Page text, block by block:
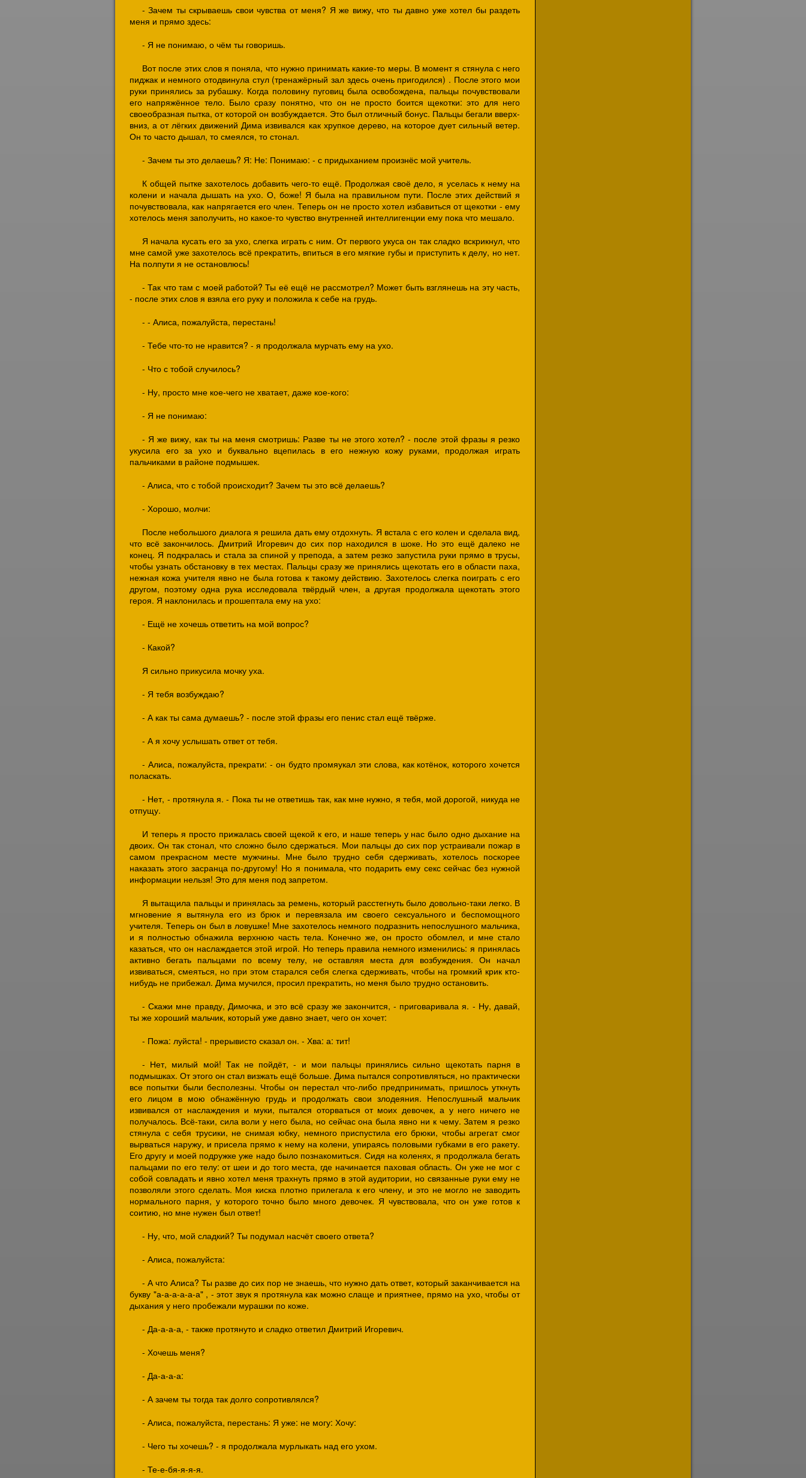
- Зачем ты скрываешь свои чувства от меня? Я же вижу, что ты давно уже хотел бы раздеть
меня и прямо здесь:
- Я не понимаю, о чём ты говоришь.
Вот после этих слов я поняла, что нужно принимать какие-то меры. В момент я стянула с него
пиджак и немного отодвинула стул (тренажёрный зал здесь очень пригодился) . После этого мои
руки принялись за рубашку. Когда половину пуговиц была освобождена, пальцы почувствовали
его напряжённое тело. Было сразу понятно, что он не просто боится щекотки: это для него
своеобразная пытка, от которой он возбуждается. Это был отличный бонус. Пальцы бегали вверх-
вниз, а от лёгких движений Дима извивался как хрупкое дерево, на которое дует сильный ветер.
Он то часто дышал, то смеялся, то стонал.
- Зачем ты это делаешь? Я: Не: Понимаю: - с придыханием произнёс мой учитель.
К общей пытке захотелось добавить чего-то ещё. Продолжая своё дело, я уселась к нему на
колени и начала дышать на ухо. О, боже! Я была на правильном пути. После этих действий я
почувствовала, как напрягается его член. Теперь он не просто хотел избавиться от щекотки - ему
хотелось меня заполучить, но какое-то чувство внутренней интеллигенции ему пока что мешало.
Я начала кусать его за ухо, слегка играть с ним. От первого укуса он так сладко вскрикнул, что
мне самой уже захотелось всё прекратить, впиться в его мягкие губы и приступить к делу, но нет.
На полпути я не остановлюсь!
- Так что там с моей работой? Ты её ещё не рассмотрел? Может быть взглянешь на эту часть,
- после этих слов я взяла его руку и положила к себе на грудь.
- - Алиса, пожалуйста, перестань!
- Тебе что-то не нравится? - я продолжала мурчать ему на ухо.
- Что с тобой случилось?
- Ну, просто мне кое-чего не хватает, даже кое-кого:
- Я не понимаю:
- Я же вижу, как ты на меня смотришь: Разве ты не этого хотел? - после этой фразы я резко
укусила его за ухо и буквально вцепилась в его нежную кожу руками, продолжая играть
пальчиками в районе подмышек.
- Алиса, что с тобой происходит? Зачем ты это всё делаешь?
- Хорошо, молчи:
После небольшого диалога я решила дать ему отдохнуть. Я встала с его колен и сделала вид,
что всё закончилось. Дмитрий Игоревич до сих пор находился в шоке. Но это ещё далеко не
конец. Я подкралась и стала за спиной у препода, а затем резко запустила руки прямо в трусы,
чтобы узнать обстановку в тех местах. Пальцы сразу же принялись щекотать его в области паха,
нежная кожа учителя явно не была готова к такому действию. Захотелось слегка поиграть с его
другом, поэтому одна рука исследовала твёрдый член, а другая продолжала щекотать этого
героя. Я наклонилась и прошептала ему на ухо:
- Ещё не хочешь ответить на мой вопрос?
- Какой?
Я сильно прикусила мочку уха.
- Я тебя возбуждаю?
- А как ты сама думаешь? - после этой фразы его пенис стал ещё твёрже.
- А я хочу услышать ответ от тебя.
- Алиса, пожалуйста, прекрати: - он будто промяукал эти слова, как котёнок, которого хочется
поласкать.
- Нет, - протянула я. - Пока ты не ответишь так, как мне нужно, я тебя, мой дорогой, никуда не
отпущу.
И теперь я просто прижалась своей щекой к его, и наше теперь у нас было одно дыхание на
двоих. Он так стонал, что сложно было сдержаться. Мои пальцы до сих пор устраивали пожар в
самом прекрасном месте мужчины. Мне было трудно себя сдерживать, хотелось поскорее
наказать этого засранца по-другому! Но я понимала, что подарить ему секс сейчас без нужной
информации нельзя! Это для меня под запретом.
Я вытащила пальцы и принялась за ремень, который расстегнуть было довольно-таки легко. В
мгновение я вытянула его из брюк и перевязала им своего сексуального и беспомощного
учителя. Теперь он был в ловушке! Мне захотелось немного подразнить непослушного мальчика,
и я полностью обнажила верхнюю часть тела. Конечно же, он просто обомлел, и мне стало
казаться, что он наслаждается этой игрой. Но теперь правила немного изменились: я принялась
активно бегать пальцами по всему телу, не оставляя места для возбуждения. Он начал
извиваться, смеяться, но при этом старался себя слегка сдерживать, чтобы на громкий крик кто-
нибудь не прибежал. Дима мучился, просил прекратить, но меня было трудно остановить.
- Скажи мне правду, Димочка, и это всё сразу же закончится, - приговаривала я. - Ну, давай,
ты же хороший мальчик, который уже давно знает, чего он хочет:
- Пожа: луйста! - прерывисто сказал он. - Хва: а: тит!
- Нет, милый мой! Так не пойдёт, - и мои пальцы принялись сильно щекотать парня в
подмышках. От этого он стал визжать ещё больше. Дима пытался сопротивляться, но практически
все попытки были бесполезны. Чтобы он перестал что-либо предпринимать, пришлось уткнуть
его лицом в мою обнажённую грудь и продолжать свои злодеяния. Непослушный мальчик
извивался от наслаждения и муки, пытался оторваться от моих девочек, а у него ничего не
получалось. Всё-таки, сила воли у него была, но сейчас она была явно ни к чему. Затем я резко
стянула с себя трусики, не снимая юбку, немного приспустила его брюки, чтобы агрегат смог
вырваться наружу, и присела прямо к нему на колени, упираясь половыми губками в его ракету.
Его другу и моей подружке уже надо было познакомиться. Сидя на коленях, я продолжала бегать
пальцами по его телу: от шеи и до того места, где начинается паховая область. Он уже не мог с
собой совладать и явно хотел меня трахнуть прямо в этой аудитории, но связанные руки ему не
позволяли этого сделать. Моя киска плотно прилегала к его члену, и это не могло не заводить
нормального парня, у которого точно было много девочек. Я чувствовала, что он уже готов к
соитию, но мне нужен был ответ!
- Ну, что, мой сладкий? Ты подумал насчёт своего ответа?
- Алиса, пожалуйста:
- А что Алиса? Ты разве до сих пор не знаешь, что нужно дать ответ, который заканчивается на
букву "а-а-а-а-а-а" , - этот звук я протянула как можно слаще и приятнее, прямо на ухо, чтобы от
дыхания у него пробежали мурашки по коже.
- Да-а-а-а, - также протянуто и сладко ответил Дмитрий Игоревич.
- Хочешь меня?
- Да-а-а-а:
- А зачем ты тогда так долго сопротивлялся?
- Алиса, пожалуйста, перестань: Я уже: не могу: Хочу:
- Чего ты хочешь? - я продолжала мурлыкать над его ухом.
- Те-е-бя-я-я-я.